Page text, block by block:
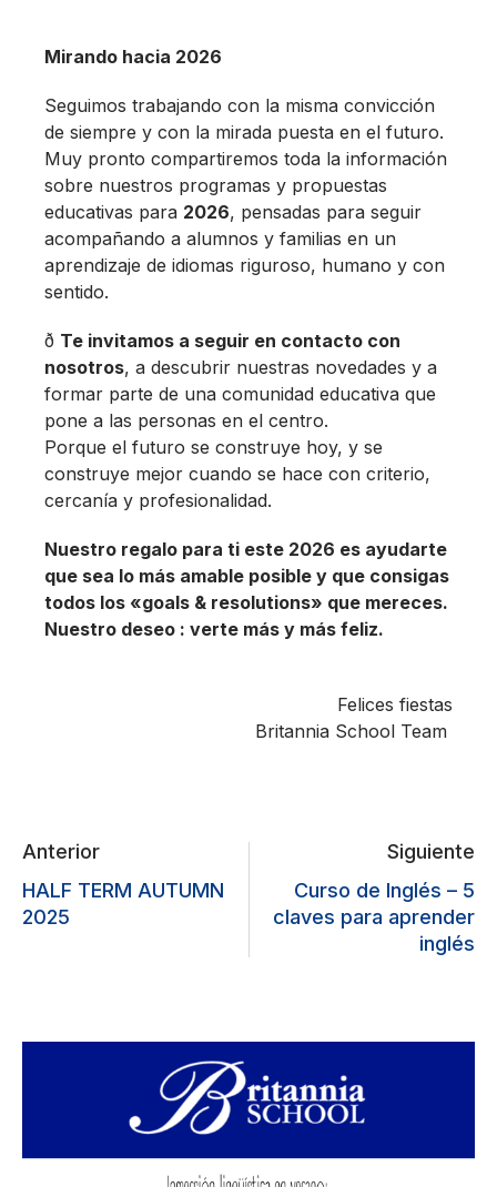
Mirando hacia 2026
Seguimos trabajando con la misma convicción
de siempre y con la mirada puesta en el futuro.
Muy pronto compartiremos toda la información
sobre nuestros programas y propuestas
educativas para 2026, pensadas para seguir
acompañando a alumnos y familias en un
aprendizaje de idiomas riguroso, humano y con
sentido.
ð Te invitamos a seguir en contacto con
nosotros, a descubrir nuestras novedades y a
formar parte de una comunidad educativa que
pone a las personas en el centro.
Porque el futuro se construye hoy, y se
construye mejor cuando se hace con criterio,
cercanía y profesionalidad.
Nuestro regalo para ti este 2026 es ayudarte
que sea lo más amable posible y que consigas
todos los «goals & resolutions» que mereces.
Nuestro deseo : verte más y más feliz.
Felices fiestas
Britannia School Team
Anterior
HALF TERM AUTUMN
2025
Siguiente
Curso de Inglés – 5
claves para aprender
inglés